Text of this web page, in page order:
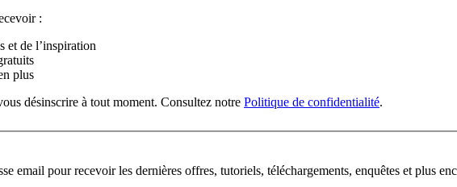
:
et de l’inspiration
plus
désinscrire à tout moment. Consultez notre Politique de confidentialité.
email pour recevoir les dernières offres, tutoriels, téléchargements, enquêtes et plus